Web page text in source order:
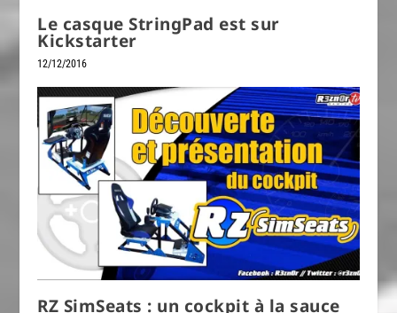
Le casque StringPad est sur
Kickstarter
12/12/2016
RZ SimSeats : un cockpit à la sauce